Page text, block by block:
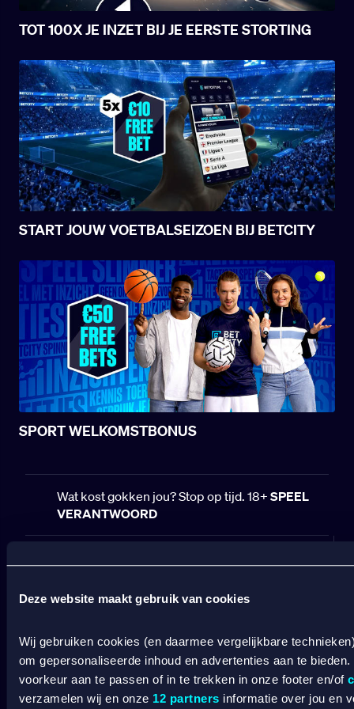
Deze website maakt gebruik van cookies
Wij gebruiken cookies (en daarmee vergelijkbare
om gepersonaliseerde inhoud en advertenties aan te
voorkeur aan te passen of in te trekken in onze footer en/of
verzamelen wij en onze 12 partners informatie over jou en
TOT 100X JE INZET BIJ JE EERSTE STORTING
START JOUW VOETBALSEIZOEN BIJ BETCITY
SPORT WELKOMSTBONUS
Wat kost gokken jou? Stop op tijd. 18+ SPEEL
VERANTWOORD
BETCITY
SPORTSBOOK
Wedden op voetbal
Wedden op Eredivisie
Wedden op Ajax
Wedden op PSV